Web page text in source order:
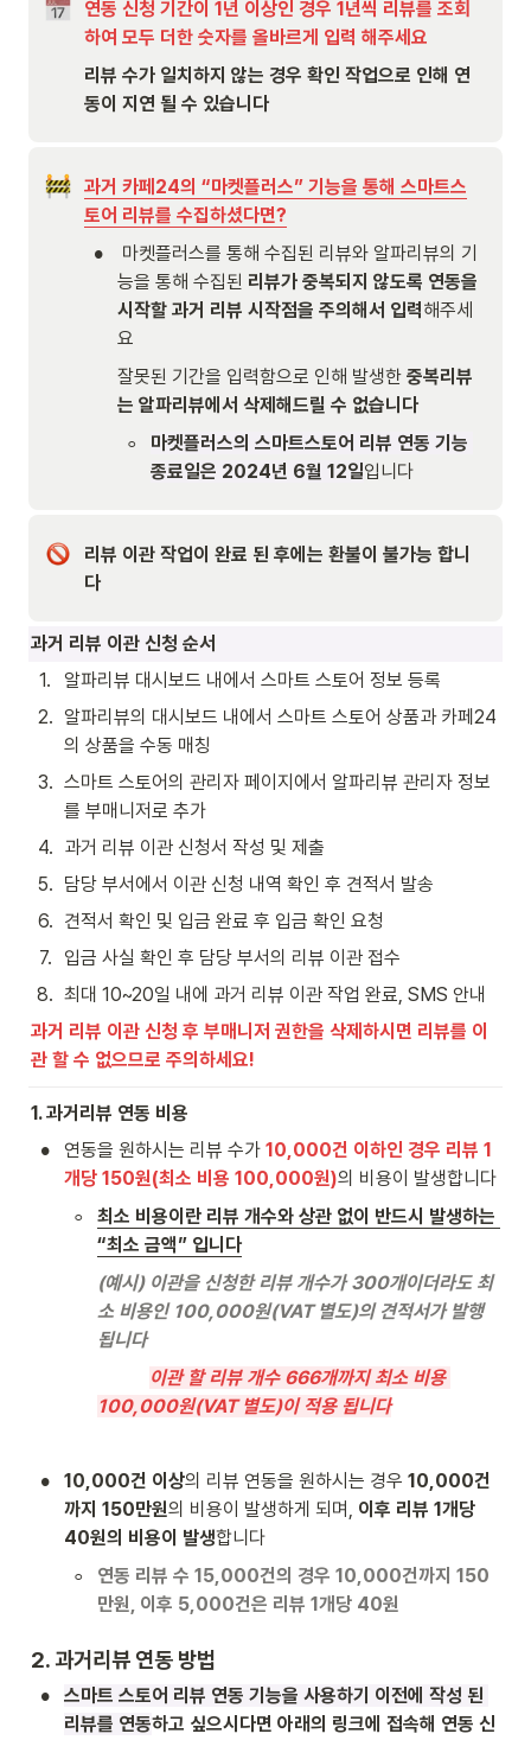
연동 신청 기간이 1년 이상인 경우 1년씩 리뷰를 조회
하여 모두 더한 숫자를 올바르게 입력 해주세요
리뷰 수가 일치하지 않는 경우 확인 작업으로 인해 연
동이 지연 될 수 있습니다
과거 카페24의 “마켓플러스” 기능을 통해 스마트스
토어 리뷰를 수집하셨다면?
•
능을 통해 수집된 리뷰가 중복되지 않도록 연동을
시작할 과거 리뷰 시작점을 주의해서 입력해주세
요
잘못된 기간을 입력함으로 인해 발생한 중복리뷰
는 알파리뷰에서 삭제해드릴 수 없습니다
◦
마켓플러스의 스마트스토어 리뷰 연동 기능
종료일은 2024년 6월 12일입니다
리뷰 이관 작업이 완료 된 후에는 환불이 불가능 합니
다
과거 리뷰 이관 신청 순서
1.
알파리뷰 대시보드 내에서 스마트 스토어 정보 등록
2. 알파리뷰의 대시보드 내에서 스마트 스토어 상품과 카페24
의 상품을 수동 매칭
3. 스마트 스토어의 관리자 페이지에서 알파리뷰 관리자 정보
를 부매니저로 추가
4. 과거 리뷰 이관 신청서 작성 및 제출
5. 담당 부서에서 이관 신청 내역 확인 후 견적서 발송
6. 견적서 확인 및 입금 완료 후 입금 확인 요청
7.
입금 사실 확인 후 담당 부서의 리뷰 이관 접수
8. 최대 10~20일 내에 과거 리뷰 이관 작업 완료, SMS 안내
과거 리뷰 이관 신청 후 부매니저 권한을 삭제하시면 리뷰를 이
관 할 수 없으므로 주의하세요!
1. 과거리뷰 연동 비용
• 연동을 원하시는 리뷰 수가 10,000건 이하인 경우 리뷰 1
개당 150원(최소 비용 100,000원)의 비용이 발생합니다
◦
최소 비용이란 리뷰 개수와 상관 없이 반드시 발생하는
“최소 금액” 입니다
(예시) 이관을 신청한 리뷰 개수가 300개이더라도 최
소 비용인 100,000원(VAT 별도)의 견적서가 발행
됩니다
이관 할 리뷰 개수 666개까지 최소 비용
100,000원(VAT 별도)이 적용 됩니다
• 10,000건 이상의 리뷰 연동을 원하시는 경우 10,000건
까지 150만원의 비용이 발생하게 되며, 이후 리뷰 1개당
40원의 비용이 발생합니다
◦
연동 리뷰 수 15,000건의 경우 10,000건까지 150
만원, 이후 5,000건은 리뷰 1개당 40원
2. 과거리뷰 연동 방법
•
스마트 스토어 리뷰 연동 기능을 사용하기 이전에 작성 된
리뷰를 연동하고 싶으시다면 아래의 링크에 접속해 연동 신